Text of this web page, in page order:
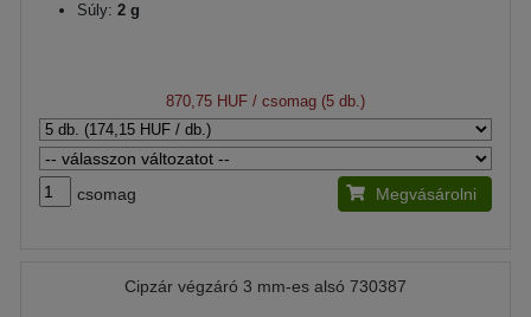
Súly: 2 g
870,75 HUF / csomag (5 db.)
csomag Megvásárolni
Cipzár végzáró 3 mm-es alsó 730387